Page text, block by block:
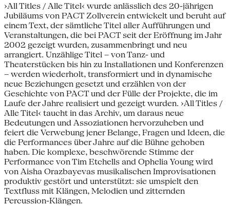
›All Titles / Alle Titel‹ wurde anlässlich des 20-jährigen
Jubiläums von PACT Zollverein entwickelt und beruht auf
einem Text, der sämtliche Titel aller Aufführungen und
Veranstaltungen, die bei PACT seit der Eröffnung im Jahr
2002 gezeigt wurden, zusammenbringt und neu
arrangiert. Unzählige Titel – von Tanz- und
Theaterstücken bis hin zu Installationen und Konferenzen
– werden wiederholt, transformiert und in dynamische
neue Beziehungen gesetzt und erzählen von der
Geschichte von PACT und der Fülle der Projekte, die im
Laufe der Jahre realisiert und gezeigt wurden. ›All Titles /
Alle Titel‹ taucht in das Archiv, um daraus neue
Bedeutungen und Assoziationen hervorzuheben und
feiert die Verwebung jener Belange, Fragen und Ideen, die
die Performances über Jahre auf die Bühne gehoben
haben. Die komplexe, beschwörende Stimme der
Performance von Tim Etchells and Ophelia Young wird
von Aisha Orazbayevas musikalischen Improvisationen
produktiv gestört und unterstützt: sie umspielt den
Textfluss mit Klängen, Melodien und zitternden
Percussion-Klängen.